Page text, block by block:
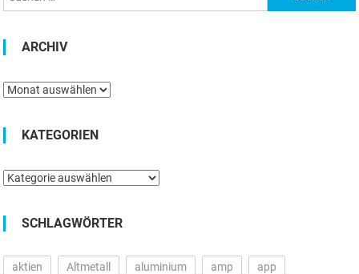
ARCHIV
Archiv
KATEGORIEN
Kategorien
SCHLAGWÖRTER
aktien Altmetall aluminium amp app